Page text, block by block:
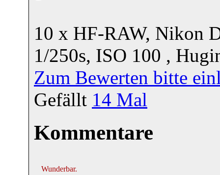
10 x HF-RAW, Nikon
1/250s, ISO 100 ,
Zum Bewerten bitte
Gefällt 14 Mal
Kommentare
Wunderbar.